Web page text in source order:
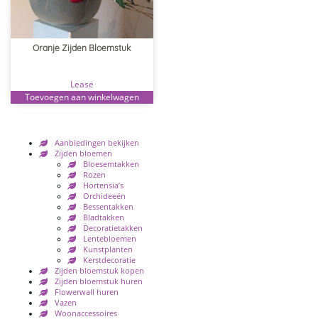
Aanbiedingen bekijken
Zijden bloemen
Bloesemtakken
Rozen
Hortensia’s
Orchideeën
Bessentakken
Bladtakken
Decoratietakken
Lentebloemen
Kunstplanten
Kerstdecoratie
Zijden bloemstuk kopen
Zijden bloemstuk huren
Flowerwall huren
Vazen
Woonaccessoires
Oranje Zijden Bloemstuk
Lease
Toevoegen aan winkelwagen